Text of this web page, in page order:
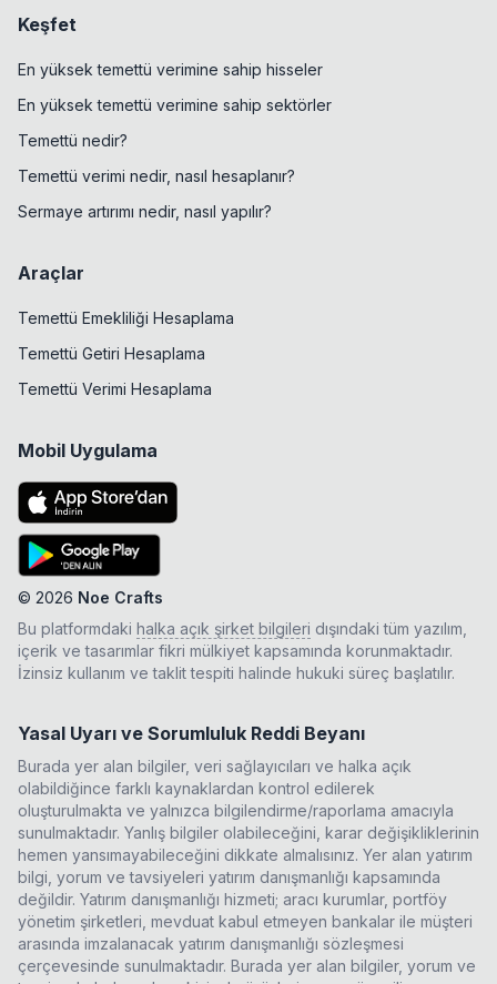
Keşfet
En yüksek temettü verimine sahip hisseler
En yüksek temettü verimine sahip sektörler
Temettü nedir?
Temettü verimi nedir, nasıl hesaplanır?
Sermaye artırımı nedir, nasıl yapılır?
Araçlar
Temettü Emekliliği Hesaplama
Temettü Getiri Hesaplama
Temettü Verimi Hesaplama
Mobil Uygulama
© 2026 Noe Crafts
Bu platformdaki halka açık şirket bilgileri dışındaki tüm yazılım,
içerik ve tasarımlar fikri mülkiyet kapsamında korunmaktadır.
İzinsiz kullanım ve taklit tespiti halinde hukuki süreç başlatılır.
Yasal Uyarı ve Sorumluluk Reddi Beyanı
Burada yer alan bilgiler, veri sağlayıcıları ve halka açık
olabildiğince farklı kaynaklardan kontrol edilerek
oluşturulmakta ve yalnızca bilgilendirme/raporlama amacıyla
sunulmaktadır. Yanlış bilgiler olabileceğini, karar değişikliklerinin
hemen yansımayabileceğini dikkate almalısınız. Yer alan yatırım
bilgi, yorum ve tavsiyeleri yatırım danışmanlığı kapsamında
değildir. Yatırım danışmanlığı hizmeti; aracı kurumlar, portföy
yönetim şirketleri, mevduat kabul etmeyen bankalar ile müşteri
arasında imzalanacak yatırım danışmanlığı sözleşmesi
çerçevesinde sunulmaktadır. Burada yer alan bilgiler, yorum ve